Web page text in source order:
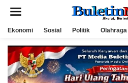
Ekonomi Sosial Politik Olahraga